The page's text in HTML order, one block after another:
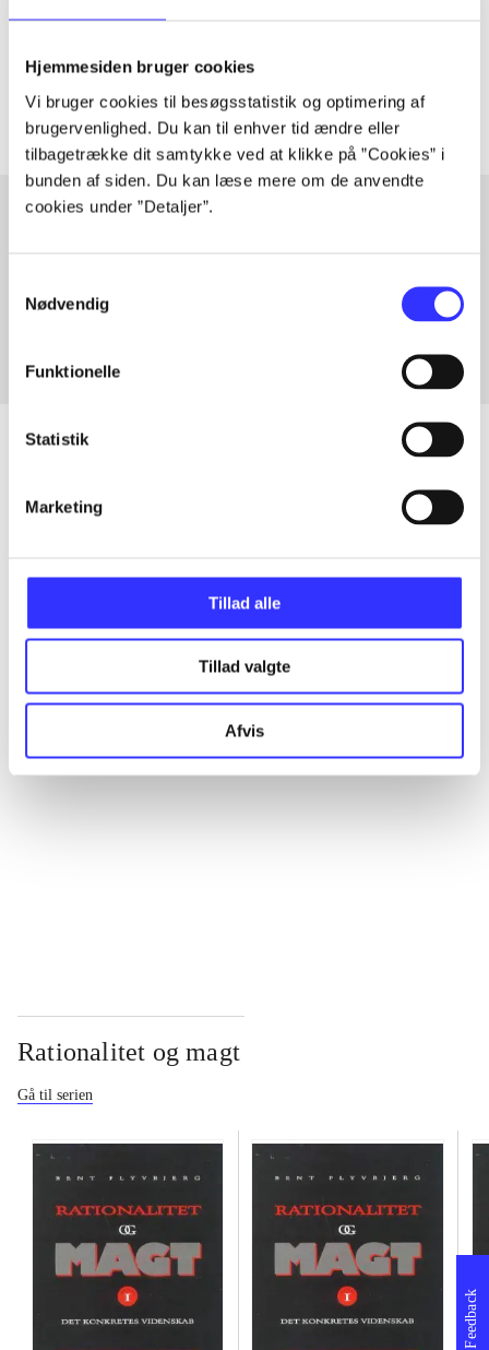
Hjemmesiden bruger cookies
Vi bruger cookies til besøgsstatistik og optimering af
brugervenlighed. Du kan til enhver tid ændre eller
tilbagetrække dit samtykke ved at klikke på ”Cookies” i
bunden af siden. Du kan læse mere om de anvendte
cookies under ”Detaljer”.
Nødvendig
Funktionelle
Statistik
Marketing
Tillad alle
Tillad valgte
Afvis
Artiklerne i handler ofte om
Fra
Artikler
Rationalitet og magt
Gå til serien
Feedback